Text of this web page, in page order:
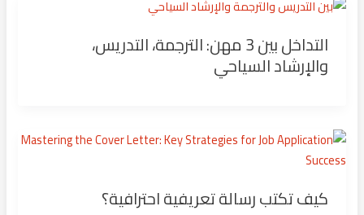
التداخل بين 3 مهن: الترجمة، التدريس،
والإرشاد السياحي
كيف تكتب رسالة تعريفية احترافية؟